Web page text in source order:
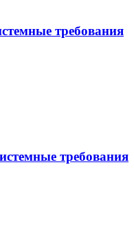
требования
требования